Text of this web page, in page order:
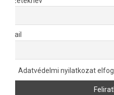
Email
Adatvédelmi nyilatkozat